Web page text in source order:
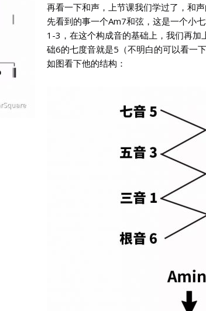
再看一下和声，上节课我们学过了，和
先看到的事一个Am7和弦，这是一个小
1-3，在这个构成音的基础上，我们再加
础6的七度音就是5（不明白的可以看一
如图看下他的结构：